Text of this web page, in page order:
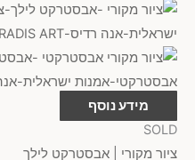
מידע נוסף
SOLD
ציור מקורי | אבסטרקט לילך